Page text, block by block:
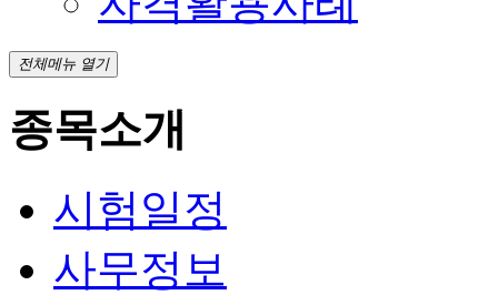
전체메뉴 열기
종목소개
시험일정
사무정보